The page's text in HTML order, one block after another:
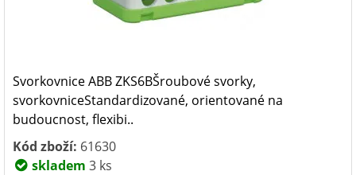
Svorkovnice ABB ZKS6BŠroubové svorky,
svorkovniceStandardizované, orientované na
budoucnost, flexibi..
Kód zboží: 61630
skladem 3 ks